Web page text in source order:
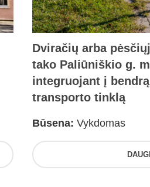
Dviračių arba
tako Paliūniškio g.
integruojant į
transporto tinklą
Būsena: Vykdomas